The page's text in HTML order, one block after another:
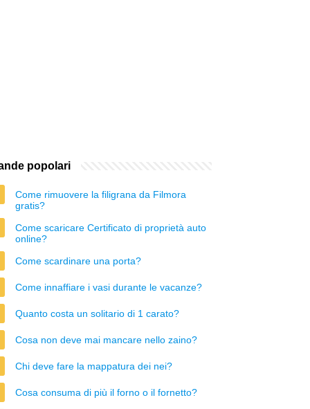
popolari
Come rimuovere la filigrana da Filmora
gratis?
Come scaricare Certificato di proprietà auto
online?
Come scardinare una porta?
Come innaffiare i vasi durante le vacanze?
Quanto costa un solitario di 1 carato?
Cosa non deve mai mancare nello zaino?
Chi deve fare la mappatura dei nei?
Cosa consuma di più il forno o il fornetto?